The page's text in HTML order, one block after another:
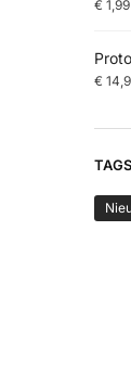
€ 1,99
€
TAGS